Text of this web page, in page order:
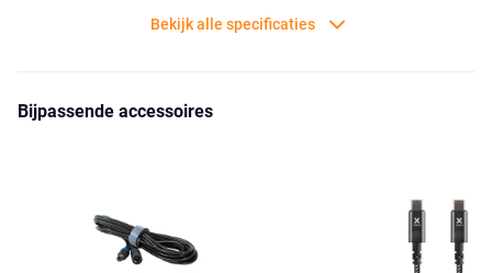
Hierop kun je de input en de output in Watt, Volt en Ampère in de
minuten het nog duurt om de accu volledig op te laden, of hoe lang
Aan de bovenkant van de Yeti 500X bevindt zich een stevig handvat
in een opvallende kleur. Zo pak je de Yeti (ook dankzij het geringe
Bekijk alle specificaties
Bijpassende accessoires